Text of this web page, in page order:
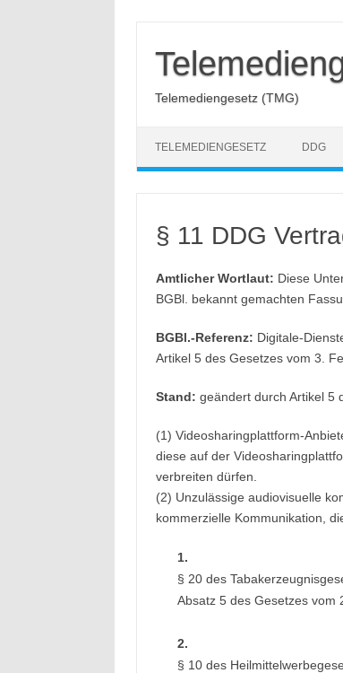
springen
Telemediengesetz (TMG)
TELEMEDIENGESETZ DDG
§ 11 DDG
Amtlicher Wortlaut: Diese
BGBl. bekannt gemachten
BGBl.-Referenz: Digitale-
Artikel 5 des Gesetzes vom 3.
Stand: geändert durch Artikel 5
(1) Videosharingplattform-
diese auf der
verbreiten dürfen.
(2) Unzulässige audiovisuelle
kommerzielle Kommunikation,
1.
§ 20 des
Absatz 5 des Gesetzes vom
2.
§ 10 des